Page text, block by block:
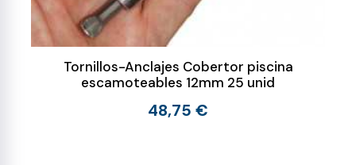
Tornillos-Anclajes Cobertor piscina
escamoteables 12mm 25 unid
48,75 €